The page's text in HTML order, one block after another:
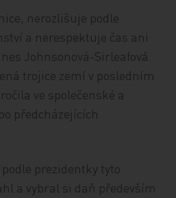
nerozlišuje podle
a nerespektuje čas ani
Johnsonová-Sirleafová.
trojice zemí v posledním
ve společenské a
předcházejících
prezidentky tyto
a vybral si daň především